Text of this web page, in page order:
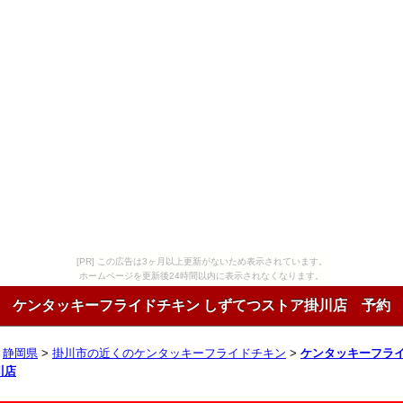
[PR] この広告は3ヶ月以上更新がないため表示されています。
ホームページを更新後24時間以内に表示されなくなります。
ケンタッキーフライドチキン しずてつストア掛川店 予約
静岡県 > 掛川市の近くのケンタッキーフライドチキン > ケンタッキーフラ
店